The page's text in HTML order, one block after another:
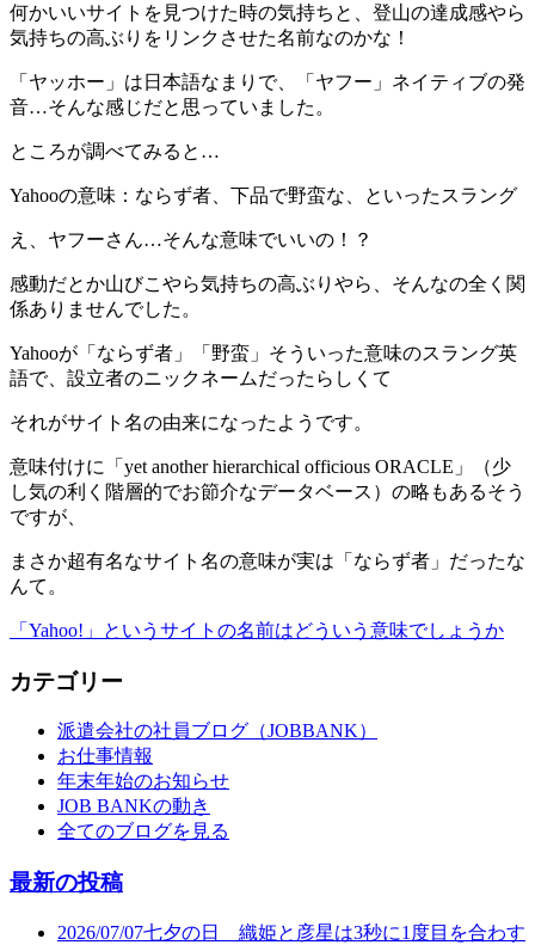
何かいいサイトを見つけた時の気持ちと、登山の達成感やら
気持ちの高ぶりをリンクさせた名前なのかな！
「ヤッホー」は日本語なまりで、「ヤフー」ネイティブの発
音…そんな感じだと思っていました。
ところが調べてみると…
Yahooの意味：ならず者、下品で野蛮な、といったスラング
え、ヤフーさん…そんな意味でいいの！？
感動だとか山びこやら気持ちの高ぶりやら、そんなの全く関
係ありませんでした。
Yahooが「ならず者」「野蛮」そういった意味のスラング英
語で、設立者のニックネームだったらしくて
それがサイト名の由来になったようです。
意味付けに「yet another hierarchical officious ORACLE」（少
し気の利く階層的でお節介なデータベース）の略もあるそう
ですが、
まさか超有名なサイト名の意味が実は「ならず者」だったな
んて。
「Yahoo!」というサイトの名前はどういう意味でしょうか
カテゴリー
派遣会社の社員ブログ（JOBBANK）
お仕事情報
年末年始のお知らせ
JOB BANKの動き
全てのブログを見る
最新の投稿
2026/07/07七夕の日 織姫と彦星は3秒に1度目を合わす